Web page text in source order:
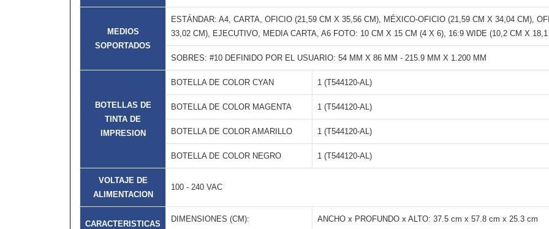
MEDIOS
SOPORTADOS
ESTÁNDAR: A4, CARTA, OFICIO (21,59 CM X 35,56 CM), MÉXICO-OFICIO (21,59 CM X 34,04 CM),
33,02 CM), EJECUTIVO, MEDIA CARTA, A6 FOTO: 10 CM X 15 CM (4 X 6), 16:9 WIDE (10,2 CM X 18,1
SOBRES: #10 DEFINIDO POR EL USUARIO: 54 MM X 86 MM - 215.9 MM X 1.200 MM
BOTELLAS DE
TINTA DE
IMPRESION
BOTELLA DE COLOR CYAN 1 (T544120-AL)
BOTELLA DE COLOR MAGENTA 1 (T544120-AL)
BOTELLA DE COLOR AMARILLO 1 (T544120-AL)
BOTELLA DE COLOR NEGRO 1 (T544120-AL)
VOLTAJE DE
ALIMENTACION
100 - 240 VAC
CARACTERISTICAS
DIMENSIONES (CM): ANCHO x PROFUNDO x ALTO: 37.5 cm x 57.8 cm x 25.3 cm